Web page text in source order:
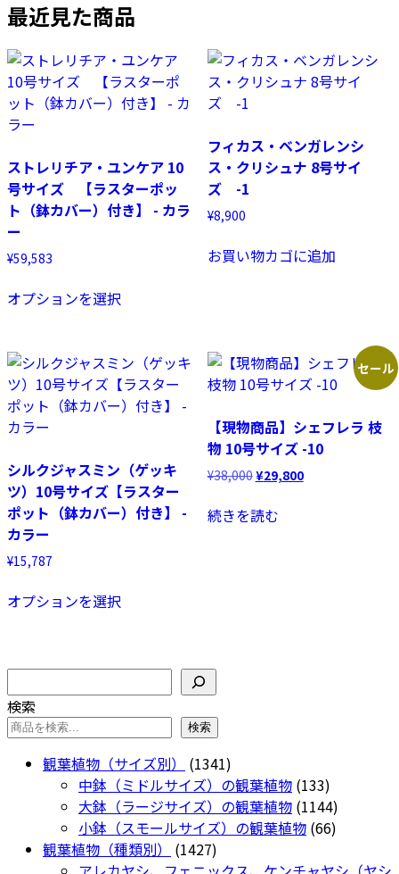
最近見た商品
ストレリチア・ユンケア 10
号サイズ 【ラスターポッ
ト（鉢カバー）付き】 - カラ
ー
¥59,583
オプションを選択の
に
は
複
バ
リ
エ
ン
り
ま
す。
オ
プ
シ
ョ
ン
は
商
フィカス・ベンガレンシ
ス・クリシュナ 8号サイ
ズ -1
¥8,900
お買い物カゴに追加
シルクジャスミン（ゲッキ
ツ）10号サイズ【ラスター
ポット（鉢カバー）付き】 -
カラー
¥15,787
オプションを選択の
に
は
複
数
の
バ
リ
エ
ー
シ
セール
【現物商品】シェフレラ 枝
物 10号サイズ -10
¥38,000元
価
格
¥29,800現
続きを読む
索
検索
検索
観葉植物（サイズ別） 13411341
個
の
商
中鉢（ミドルサイズ）の観葉植物 133133
個
の
品
大鉢（ラージサイズ）の観葉植物 11441144
個
商
小鉢（スモールサイズ）の観葉植物 6666
の
観葉植物（種類別） 14271427
個